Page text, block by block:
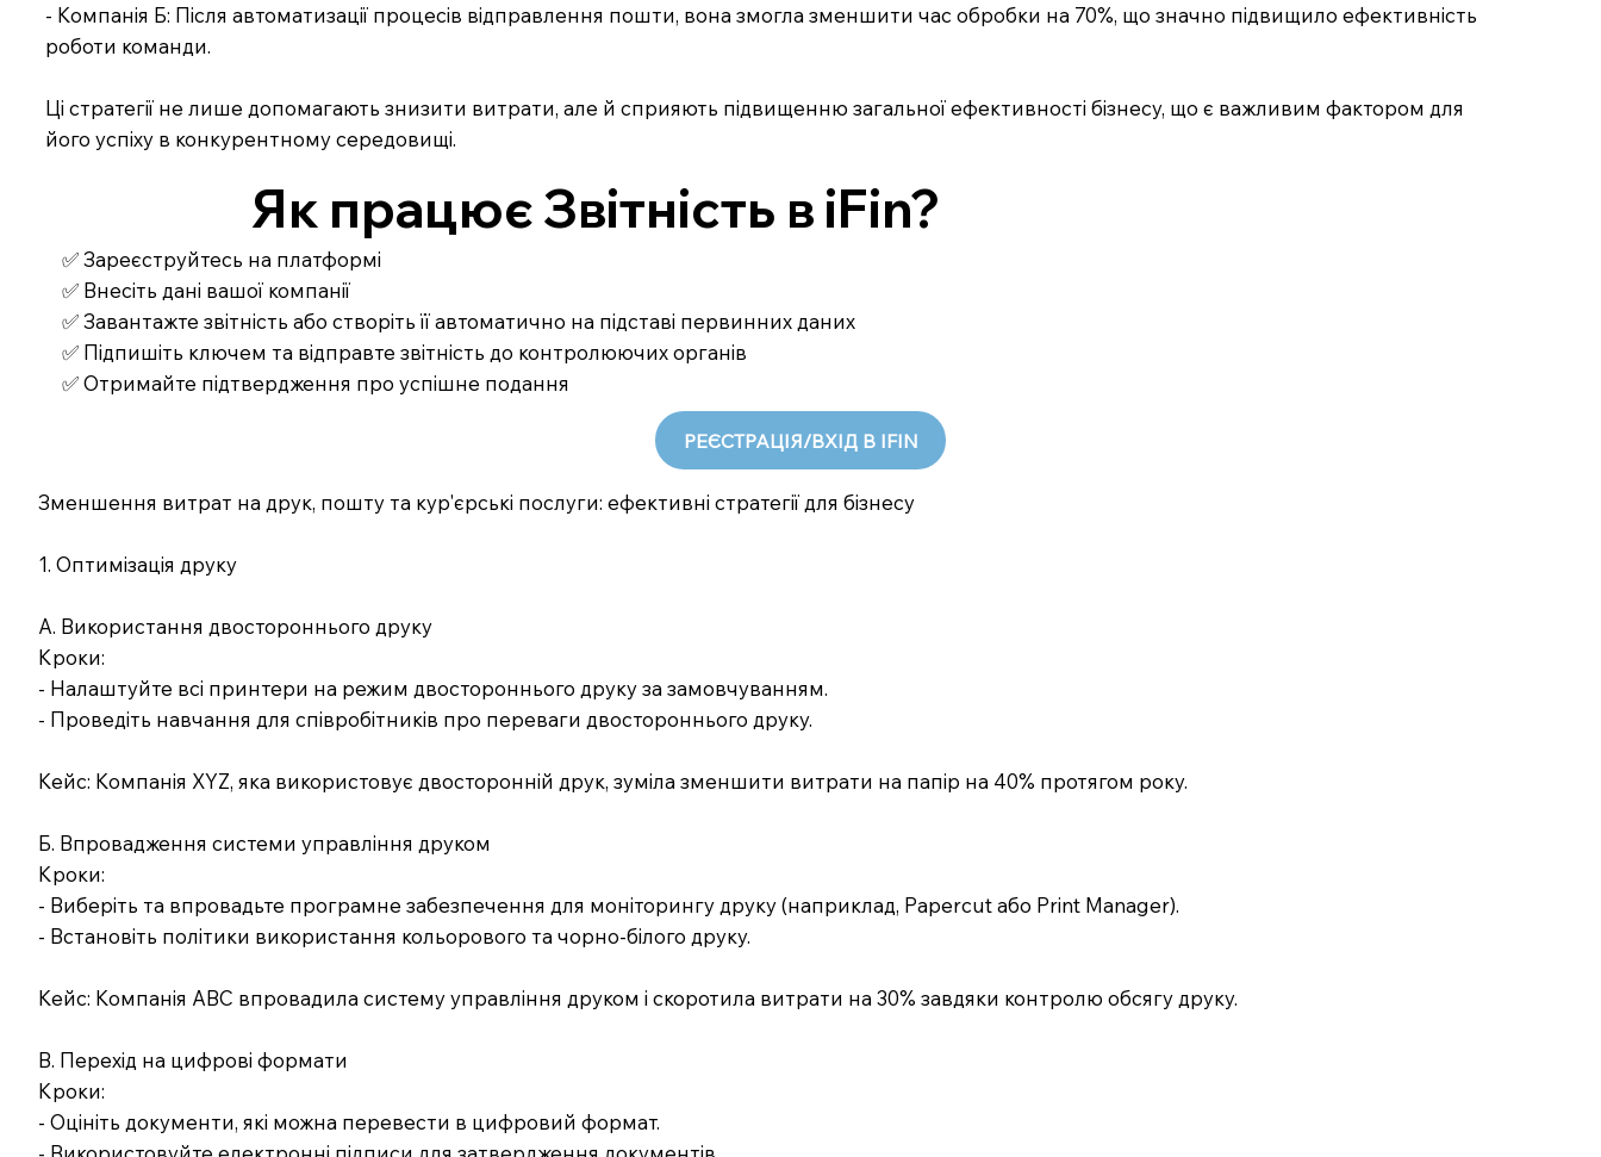
- Компанія Б: Після автоматизації процесів відправлення пошти, вона змогла зменшити час обробки на 70%, що значно підвищило ефективність
роботи команди.
Ці стратегії не лише допомагають знизити витрати, але й сприяють підвищенню загальної ефективності бізнесу, що є важливим фактором для
його успіху в конкурентному середовищі.
Як працює Звітність в iFin?
✅ Зареєструйтесь на платформі
✅ Внесіть дані вашої компанії
✅ Завантажте звітність або створіть її автоматично на підставі первинних даних
✅ Підпишіть ключем та відправте звітність до контролюючих органів
✅ Отримайте підтвердження про успішне подання
РЕЄСТРАЦІЯ/ВХІД В IFIN
Зменшення витрат на друк, пошту та кур'єрські послуги: ефективні стратегії для бізнесу
1. Оптимізація друку
А. Використання двостороннього друку
Кроки:
- Налаштуйте всі принтери на режим двостороннього друку за замовчуванням.
- Проведіть навчання для співробітників про переваги двостороннього друку.
Кейс: Компанія XYZ, яка використовує двосторонній друк, зуміла зменшити витрати на папір на 40% протягом року.
Б. Впровадження системи управління друком
Кроки:
- Виберіть та впровадьте програмне забезпечення для моніторингу друку (наприклад, Papercut або Print Manager).
- Встановіть політики використання кольорового та чорно-білого друку.
Кейс: Компанія ABC впровадила систему управління друком і скоротила витрати на 30% завдяки контролю обсягу друку.
В. Перехід на цифрові формати
Кроки:
- Оцініть документи, які можна перевести в цифровий формат.